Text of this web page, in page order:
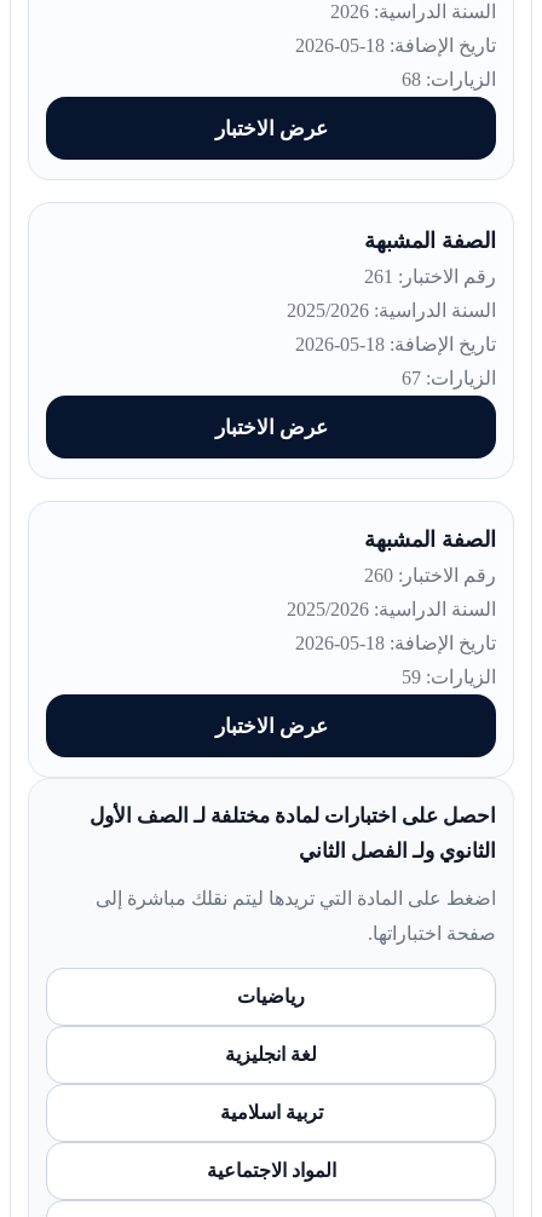
السنة الدراسية: 2026
تاريخ الإضافة: 18-05-2026
الزيارات: 68
عرض الاختبار
الصفة المشبهة
رقم الاختبار: 261
السنة الدراسية: 2025/2026
تاريخ الإضافة: 18-05-2026
الزيارات: 67
عرض الاختبار
الصفة المشبهة
رقم الاختبار: 260
السنة الدراسية: 2025/2026
تاريخ الإضافة: 18-05-2026
الزيارات: 59
عرض الاختبار
احصل على اختبارات لمادة مختلفة لـ الصف الأول
الثانوي ولـ الفصل الثاني
اضغط على المادة التي تريدها ليتم نقلك مباشرة إلى
صفحة اختباراتها.
رياضيات
لغة انجليزية
تربية اسلامية
المواد الاجتماعية